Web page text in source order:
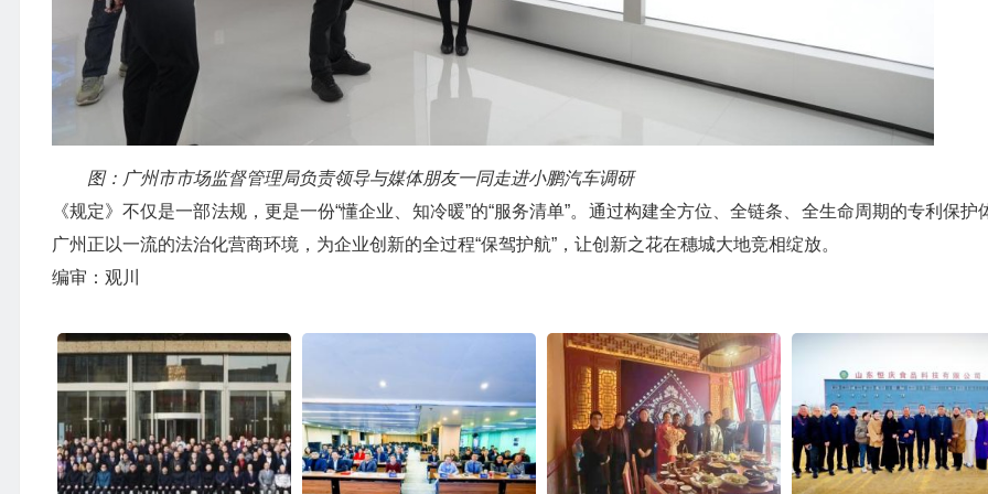
图：广州市市场监督管理局负责领导与媒体朋友一同走进小鹏汽车调研
《规定》不仅是一部法规，更是一份“懂企业、知冷暖”的“服务清单”。通过构建全方位、全链条、全生命周期的专利保护
广州正以一流的法治化营商环境，为企业创新的全过程“保驾护航”，让创新之花在穗城大地竞相绽放。
编审：观川